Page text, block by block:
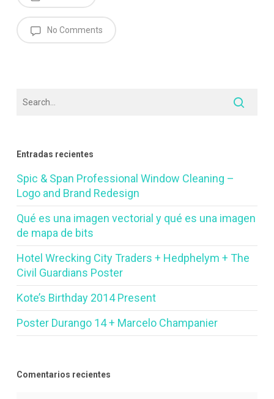
No Comments
Entradas recientes
Spic & Span Professional Window Cleaning –
Logo and Brand Redesign
Qué es una imagen vectorial y qué es una imagen
de mapa de bits
Hotel Wrecking City Traders + Hedphelym + The
Civil Guardians Poster
Kote’s Birthday 2014 Present
Poster Durango 14 + Marcelo Champanier
Comentarios recientes